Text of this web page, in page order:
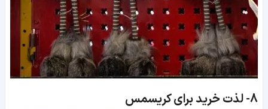
8- لذت خرید برای کریسمس